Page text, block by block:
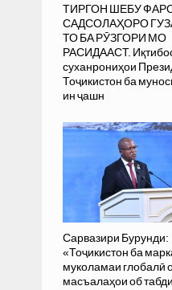
ТИРГОН ШЕБУ
САДСОЛАҲОРО
ТО БА РӮЗГОРИ МО
РАСИДААСТ.
суханрониҳои
Тоҷикистон ба
ин ҷашн
Сарвазири Бурунди:
«Тоҷикистон ба
муколамаи глобалӣ
масъалаҳои об